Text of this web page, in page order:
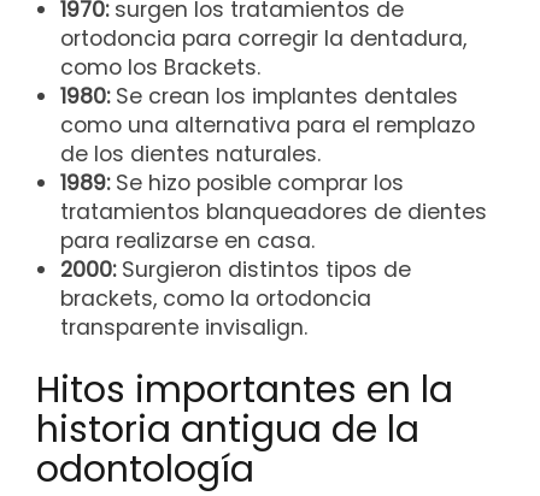
1970: surgen los tratamientos de
ortodoncia para corregir la dentadura,
como los Brackets.
1980:Se crean los implantes dentales
como una alternativa para el remplazo
de los dientes naturales.
1989: Se hizo posible comprar los
tratamientos blanqueadores de dientes
para realizarse en casa.
2000: Surgieron distintos tipos de
brackets, como la ortodoncia
transparente invisalign.
Hitos importantes en la
historia antigua de la
odontología